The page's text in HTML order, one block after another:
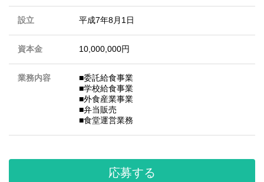
設立 平成7年8月1日
資本金 10,000,000円
業務内容
■委託給食事業
■学校給食事業
■外食産業事業
■弁当販売
■食堂運営業務
応募する